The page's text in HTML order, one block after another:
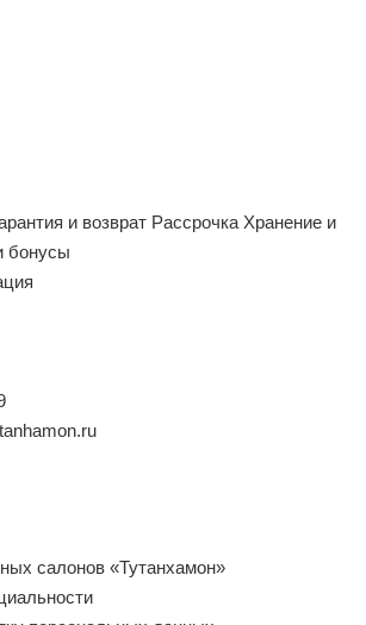
и возврат Рассрочка Хранение и
бонусы
салонов «Тутанхамон»